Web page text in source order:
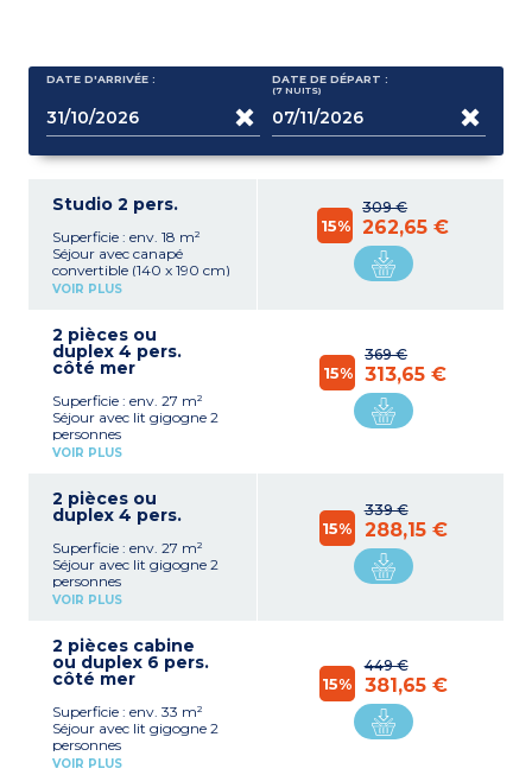
DATE D'ARRIVÉE : DATE DE DÉPART :
(7 NUITS)
Studio 2 pers.
Superficie : env. 18 m²
Séjour avec canapé
convertible (140 x 190 cm)
2 personnes
feux, réfrigérateur, micro-
ondes, lave-vaisselle,
aspirateur, cafetière,
Salle de douche avec WC
VOIR PLUS
309 €
15% 262,65 €
2 pièces ou
duplex 4 pers.
côté mer
Superficie : env. 27 m²
Séjour avec lit gigogne 2
personnes
Kitchenette équipée
ondes, lave-vaisselle,
aspirateur, cafetière,
Chambre avec 1 grand lit
(140 x 190 cm)
Salle de douche avec WC
séparé
VOIR PLUS
369 €
15% 313,65 €
2 pièces ou
duplex 4 pers.
Superficie : env. 27 m²
Séjour avec lit gigogne 2
personnes
Kitchenette équipée
ondes, lave-vaisselle,
aspirateur, cafetière,
bouilloire et grille pain)
(140 x 190 cm)
Salle de douche avec WC
Appartement avec
terrasse, balcon OU Sans
VOIR PLUS
339 €
15% 288,15 €
2 pièces cabine
ou duplex 6 pers.
côté mer
Superficie : env. 33 m²
Séjour avec lit gigogne 2
personnes
Kitchenette équipée
VOIR PLUS
449 €
15% 381,65 €